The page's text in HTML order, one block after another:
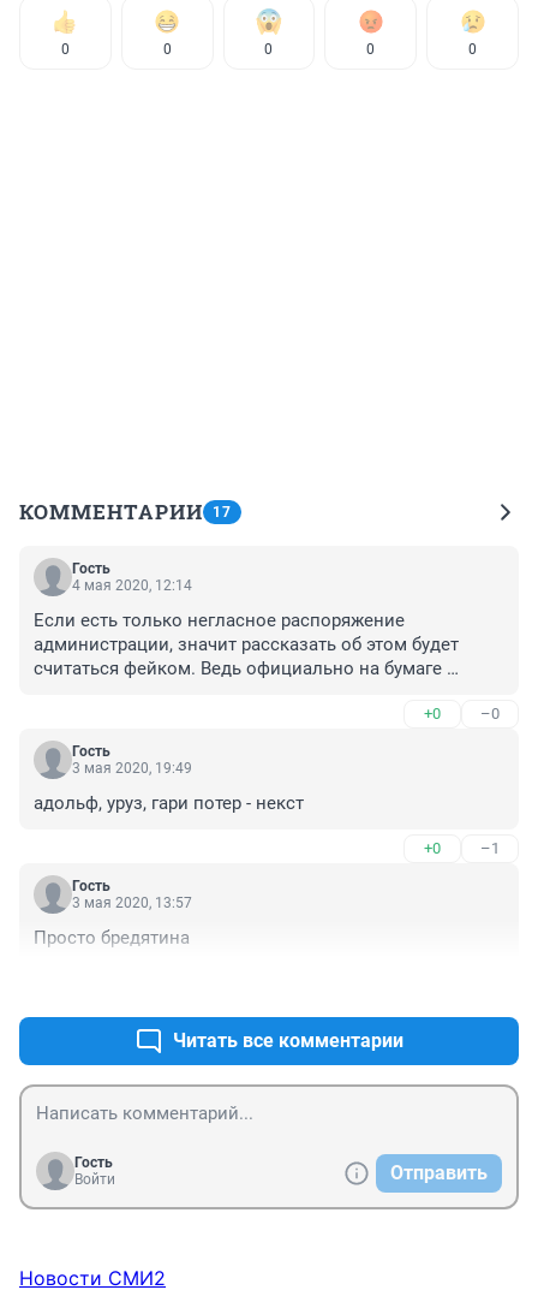
0 0 0 0 0
КОММЕНТАРИИ 17
Гость
4 мая 2020, 12:14
Если есть только негласное распоряжение
администрации, значит рассказать об этом будет
считаться фейком. Ведь официально на бумаге
портить отчетность. Мы так вообще все завремся,
белое будет черным, черное белым...
+0 –0
Гость
3 мая 2020, 19:49
адольф, уруз, гари потер - некст
+0 –1
Гость
3 мая 2020, 13:57
Просто бредятина
Читать все комментарии
Гость
Войти
Отправить
Новости СМИ2